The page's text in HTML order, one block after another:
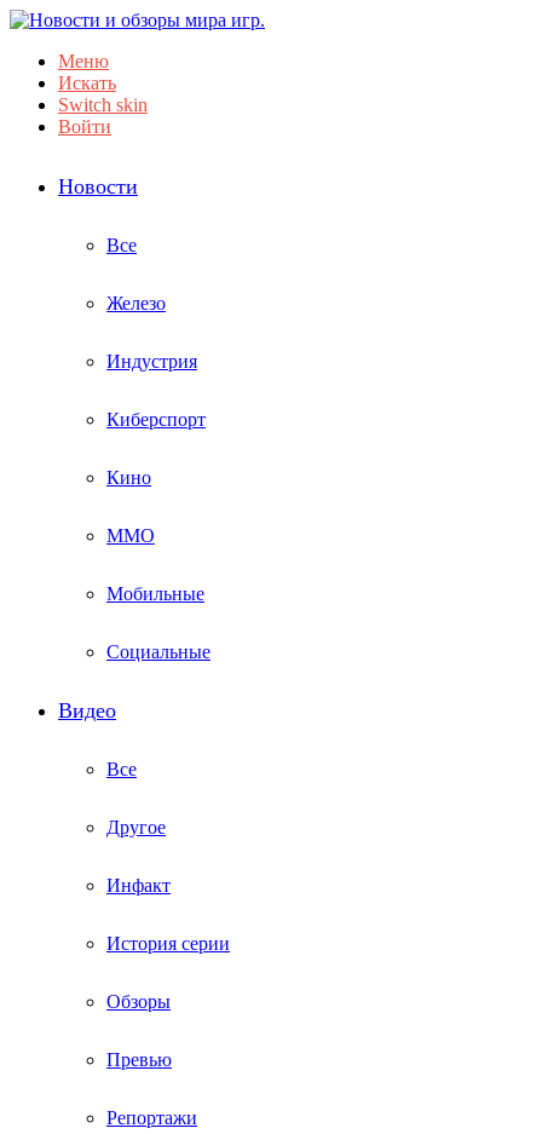
Меню
Искать
Switch skin
Войти
Новости
Все
Железо
Индустрия
Киберспорт
Кино
ММО
Мобильные
Социальные
Видео
Все
Другое
Инфакт
История серии
Обзоры
Превью
Репортажи